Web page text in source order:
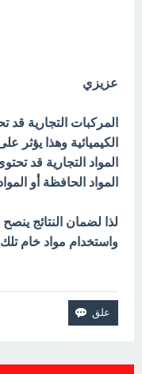
عزيزي
المركبات التجارية
الكيميائية وهذا يؤثر
المواد التجارية قد
المواد الحافظة أو
لذا لضمان النتائج
واستخدام مواد خام تلك